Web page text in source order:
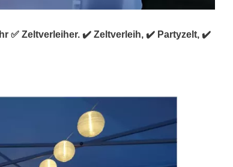
✅ Zeltverleiher. ✔️ Zeltverleih, ✔️ Partyzelt, ✔️